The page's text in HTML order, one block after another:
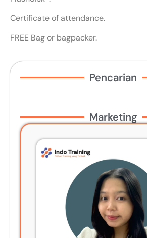
Certificate of attendance.
FREE Bag or bagpacker.
Pencarian
Marketing